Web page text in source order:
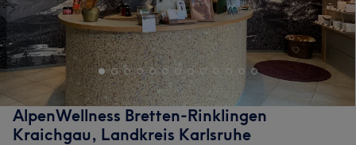
AlpenWellness Bretten-Rinklingen
Kraichgau, Landkreis Karlsruhe